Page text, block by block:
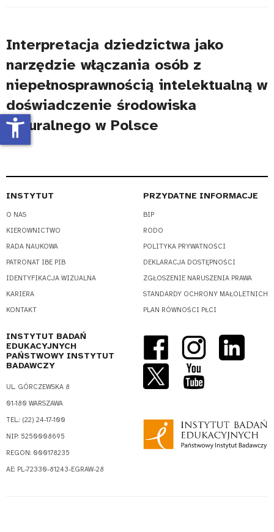
Interpretacja dziedzictwa jako
narzędzie włączania osób z
niepełnosprawnością intelektualną w
doświadczenie środowiska
naturalnego w Polsce
INSTYTUT
O NAS
KIEROWNICTWO
RADA NAUKOWA
PATRONAT IBE PIB
IDENTYFIKACJA WIZUALNA
KARIERA
KONTAKT
PRZYDATNE INFORMACJE
BIP
RODO
POLITYKA PRYWATNOŚCI
DEKLARACJA DOSTĘPNOŚCI
ZGŁOSZENIE NARUSZENIA PRAWA
STANDARDY OCHRONY MAŁOLETNICH
PLAN RÓWNOŚCI PŁCI
INSTYTUT BADAŃ
EDUKACYJNYCH
PAŃSTWOWY INSTYTUT
BADAWCZY
UL. GÓRCZEWSKA 8
01-180 WARSZAWA
TEL.: (22) 24-17-100
NIP: 5250008695
REGON: 000178235
AE: PL-72330-81243-EGRAW-28
accessibility_new